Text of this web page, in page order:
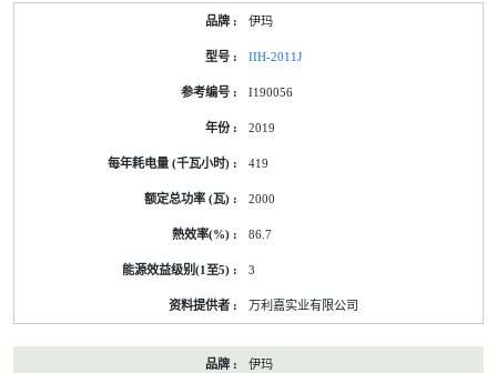
伊玛
IIH-2011J
I190056
2019
419
2000
86.7
3
万利嘉实业有限公司
伊玛